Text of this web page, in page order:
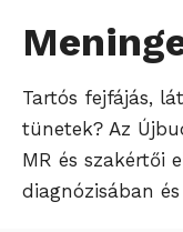
Tartós fejfájás,
tünetek? Az
MR és szakértői
diagnózisában